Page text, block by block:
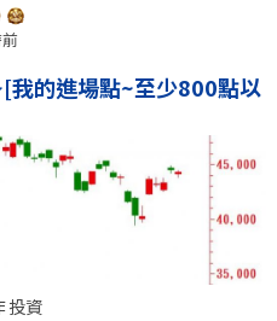
我的進場點~至少800點以
投資